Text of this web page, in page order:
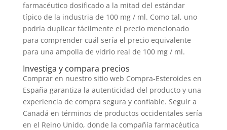
farmacéutico dosificado a la mitad del estándar
típico de la industria de 100 mg / ml. Como tal, uno
podría duplicar fácilmente el precio mencionado
para comprender cuál sería el precio equivalente
para una ampolla de vidrio real de 100 mg / ml.
Investiga y compara precios
Comprar en nuestro sitio web Compra-Esteroides en
España garantiza la autenticidad del producto y una
experiencia de compra segura y confiable. Seguir a
Canadá en términos de productos occidentales sería
en el Reino Unido, donde la compañía farmacéutica